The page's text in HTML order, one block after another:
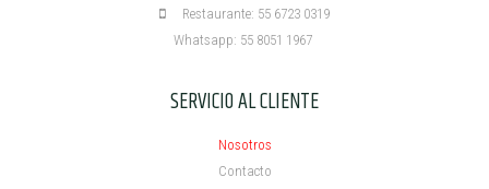
Restaurante: 55 6723 0319
Whatsapp: 55 8051 1967
SERVICIO AL CLIENTE
Nosotros
Contacto